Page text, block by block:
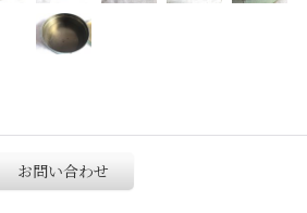
お問い合わせ